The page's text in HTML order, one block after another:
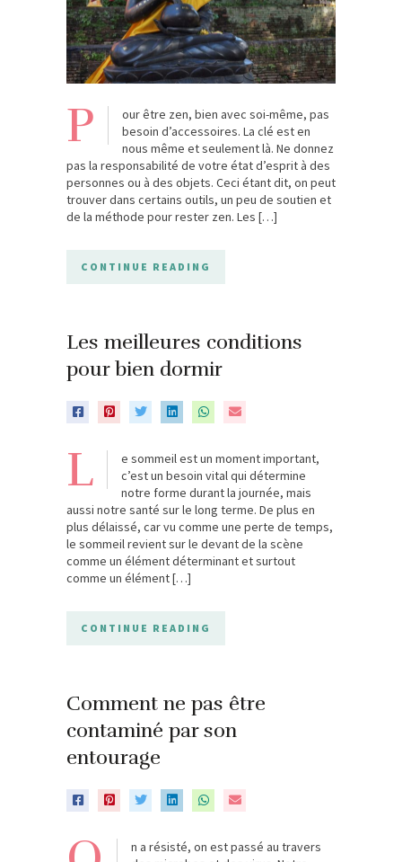
P
our être zen, bien avec soi-même, pas
besoin d’accessoires. La clé est en
nous même et seulement là. Ne donnez
pas la responsabilité de votre état d’esprit à des
personnes ou à des objets. Ceci étant dit, on peut
trouver dans certains outils, un peu de soutien et
de la méthode pour rester zen. Les […]
CONTINUE READING
Les meilleures conditions
pour bien dormir
L
e sommeil est un moment important,
c’est un besoin vital qui détermine
notre forme durant la journée, mais
aussi notre santé sur le long terme. De plus en
plus délaissé, car vu comme une perte de temps,
le sommeil revient sur le devant de la scène
comme un élément déterminant et surtout
comme un élément […]
CONTINUE READING
Comment ne pas être
contaminé par son
entourage
n a résisté, on est passé au travers